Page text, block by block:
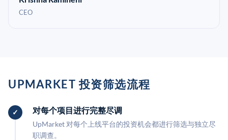
CEO
UPMARKET 投资筛选流程
对每个项目进行完整尽调
UpMarket 对每个上线平台的投资机会都进行筛选与独立尽
职调查。